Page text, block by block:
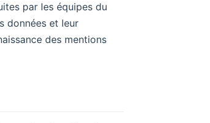
par les équipes du
données et leur
des mentions